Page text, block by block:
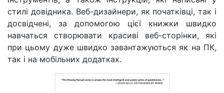
стилі довідника. Веб-дизайнери, як початківці, так і
досвідчені, за допомогою цієї книжки швидко
навчаться створювати красиві веб-сторінки, які
при цьому дуже швидко завантажуються як на ПК,
так і на мобільних додатках.